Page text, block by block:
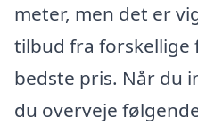
meter, men det er
tilbud fra forskellige
bedste pris. Når du
du overveje